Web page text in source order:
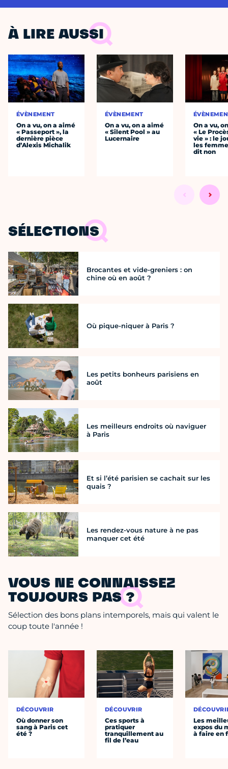
À LIRE AUSSI
ÉVÈNEMENT
On a vu, on a aimé
« Passeport », la
dernière pièce
d’Alexis Michalik
ÉVÈNEMENT
On a vu, on a aimé
« Silent Pool » au
Lucernaire
On a vu,
« Le
vie » : le
les
dit non
SÉLECTIONS
Brocantes et vide-greniers : on
chine où en août ?
Où pique-niquer à Paris ?
Les petits bonheurs parisiens en
août
Les meilleurs endroits où naviguer
à Paris
Et si l’été parisien se cachait sur les
quais ?
Les rendez-vous nature à ne pas
manquer cet été
VOUS NE CONNAISSEZ
TOUJOURS PAS ?
Sélection des bons plans intemporels, mais qui valent le
coup toute l'année !
DÉCOUVRIR
Où donner son
sang à Paris cet
été ?
DÉCOUVRIR
Ces sports à
pratiquer
tranquillement au
fil de l’eau
Les
expos du
à faire en